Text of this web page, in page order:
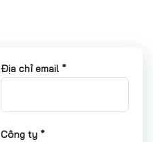
Địa chỉ email *
Công ty *